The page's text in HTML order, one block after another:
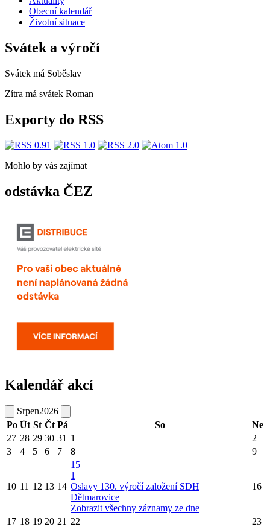
Obecní kalendář
Životní situace
Svátek a výročí
Svátek má Soběslav
Zítra má svátek Roman
Exporty do RSS
Mohlo by vás zajímat
odstávka ČEZ
Kalendář akcí
Srpen2026
Po Út St Čt Pá So
Ne
27 28 29 30 31 1
2
3
4 5 6 7 8 9
10 11 12 13 14
15
1
Oslavy 130. výročí založení SDH
Dětmarovice
Zobrazit všechny záznamy ze dne
16
17 18 19 20 21 22
23